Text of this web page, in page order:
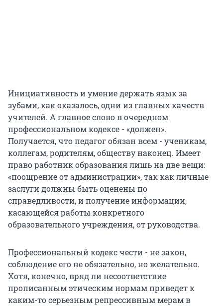
Инициативность и умение держать язык за
зубами, как оказалось, одни из главных качеств
учителей. А главное слово в очередном
профессиональном кодексе - «должен».
Получается, что педагог обязан всем - ученикам,
коллегам, родителям, обществу наконец. Имеет
право работник образования лишь на две вещи:
«поощрение от администрации», так как личные
заслуги должны быть оценены по
справедливости, и получение информации,
касающейся работы конкретного
образовательного учреждения, от руководства.
Профессиональный кодекс чести - не закон,
соблюдение его не обязательно, но желательно.
Хотя, конечно, вряд ли несоответствие
прописанным этическим нормам приведет к
каким-то серьезным репрессивным мерам в